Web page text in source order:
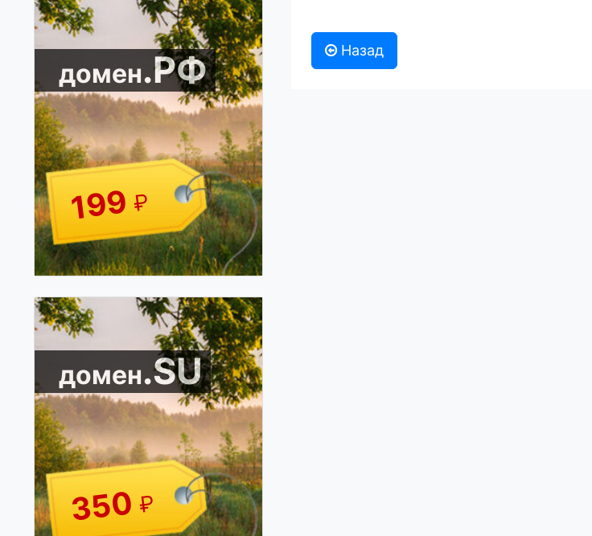
домен.РФ
199₽
домен.SU
350₽
Назад